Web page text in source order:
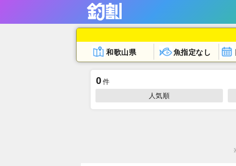
和歌山県 魚指定なし
0件
人気順